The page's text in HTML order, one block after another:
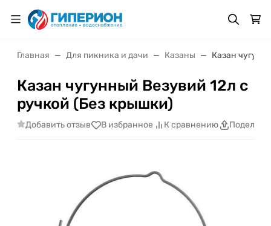
Главная Для пикника и дачи Казаны Казан
Казан чугунный Везувий 12л с
ручкой (Без крышки)
Добавить отзыв В избранное К сравнению